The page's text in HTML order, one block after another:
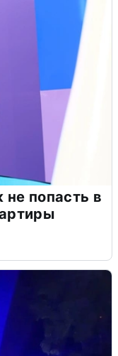
попасть в